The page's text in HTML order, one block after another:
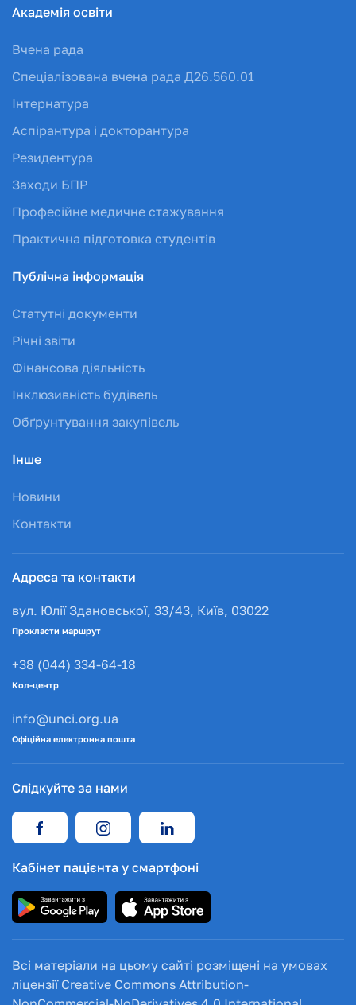
Академія освіти
Вчена рада
Спеціалізована вчена рада Д26.560.01
Інтернатура
Аспірантура і докторантура
Резидентура
Заходи БПР
Професійне медичне стажування
Практична підготовка студентів
Публічна інформація
Статутні документи
Річні звіти
Фінансова діяльність
Інклюзивність будівель
Обґрунтування закупівель
Інше
Новини
Контакти
Адреса та контакти
вул. Юлії Здановської, 33/43, Київ, 03022
Прокласти маршрут
+38 (044) 334-64-18
Кол-центр
info@unci.org.ua
Офіційна електронна пошта
Слідкуйте за нами
Кабінет пацієнта у смартфоні
Всі матеріали на цьому сайті розміщені на умовах
ліцензії Creative Commons Attribution-